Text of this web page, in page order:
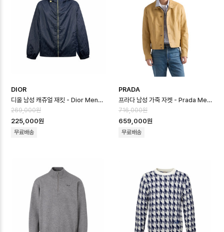
DIOR
디올 남성 캐쥬얼 재킷 - Dior Mens Casual Jacket - dic16752x
269,000원
225,000원
무료배송
PRADA
프라다 남성 가죽 자켓 - Prada Mens Leather Jacket - prc1675…
716,000원
659,000원
무료배송